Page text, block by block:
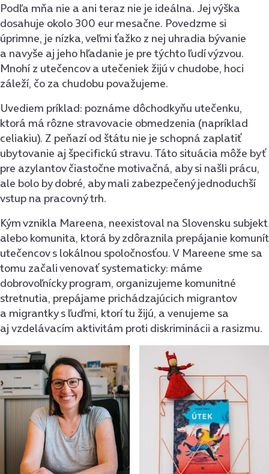
Podľa mňa nie a ani teraz nie je ideálna. Jej výška
dosahuje okolo 300 eur mesačne. Povedzme si
úprimne, je nízka, veľmi ťažko z nej uhradia bývanie
a navyše aj jeho hľadanie je pre týchto ľudí výzvou.
Mnohí z utečencov a utečeniek žijú v chudobe, hoci
záleží, čo za chudobu považujeme.
Uvediem príklad: poznáme dôchodkyňu utečenku,
ktorá má rôzne stravovacie obmedzenia (napríklad
celiakiu). Z peňazí od štátu nie je schopná zaplatiť
ubytovanie aj špecifickú stravu. Táto situácia môže byť
pre azylantov čiastočne motivačná, aby si našli prácu,
ale bolo by dobré, aby mali zabezpečený jednoduchší
vstup na pracovný trh.
Kým vznikla Mareena, neexistoval na Slovensku subjekt
alebo komunita, ktorá by zdôraznila prepájanie komunít
utečencov s lokálnou spoločnosťou. V Mareene sme sa
tomu začali venovať systematicky: máme
dobrovoľnícky program, organizujeme komunitné
stretnutia, prepájame prichádzajúcich migrantov
a migrantky s ľuďmi, ktorí tu žijú, a venujeme sa
aj vzdelávacím aktivitám proti diskriminácii a rasizmu.